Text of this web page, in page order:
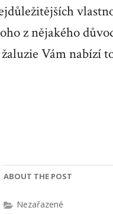
z nějakého
Vám nabízí
ABOUT THE POST
Nezařazené